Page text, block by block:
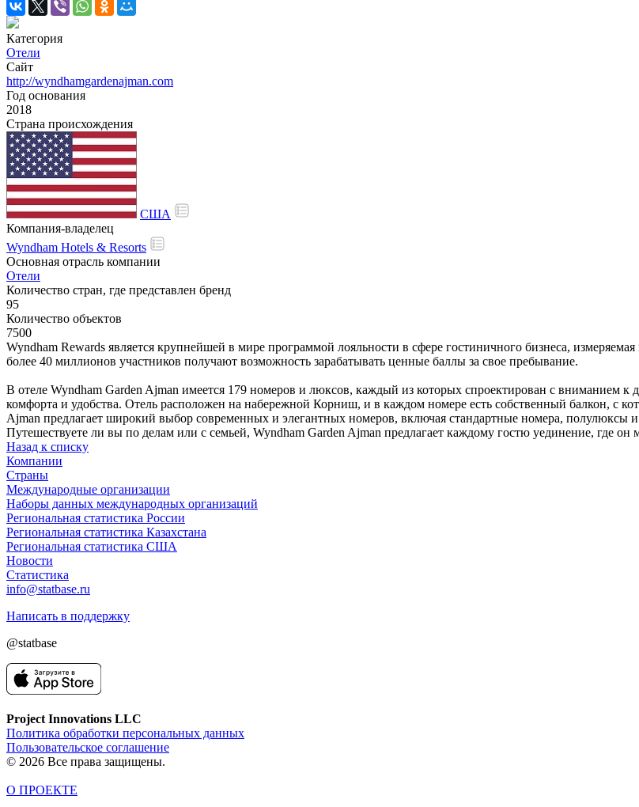
Категория
Отели
Сайт
http://wyndhamgardenajman.com
Год основания
2018
Страна происхождения
США
Компания-владелец
Wyndham Hotels & Resorts
Основная отрасль компании
Отели
Количество стран, где представлен бренд
95
Количество объектов
7500
Wyndham Rewards является крупнейшей в мире программой лояльности в сфере гостиничного бизнеса,
более 40 миллионов участников получают возможность зарабатывать ценные баллы за свое пребывание.
В отеле Wyndham Garden Ajman имеется 179 номеров и люксов, каждый из которых спроектирован с вниманием
комфорта и удобства. Отель расположен на набережной Корниш, и в каждом номере есть собственный балкон, с
Ajman предлагает широкий выбор современных и элегантных номеров, включая стандартные номера, полулюксы
Путешествуете ли вы по делам или с семьей, Wyndham Garden Ajman предлагает каждому гостю уединение, где он
Назад к списку
Компании
Страны
Международные организации
Наборы данных международных организаций
Региональная статистика России
Региональная статистика Казахстана
Региональная статистика США
Новости
Статистика
info@statbase.ru
Написать в поддержку
@statbase
Project Innovations LLC
Политика обработки персональных данных
Пользовательское соглашение
© 2026 Все права защищены.
О ПРОЕКТЕ